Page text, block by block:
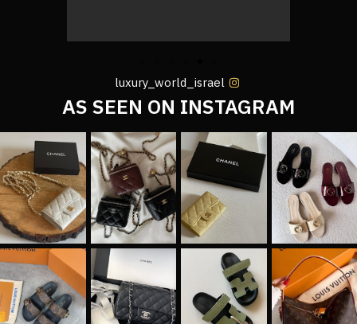
luxury_world_israel
AS SEEN ON INSTAGRAM